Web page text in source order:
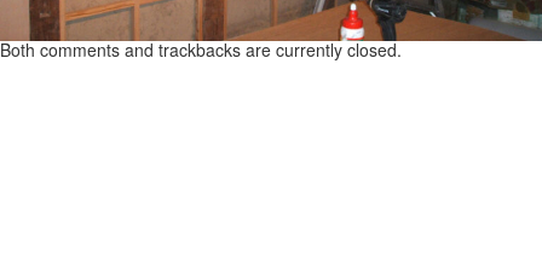
Both comments and trackbacks are currently closed.